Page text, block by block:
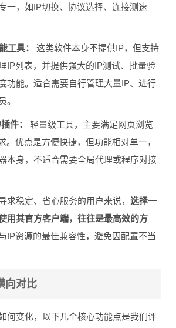
一，如IP切换、协议选择、连接测速
工具：
这类软件本身不提供IP，但支持
IP列表，并提供强大的IP测试、批量验
功能。适合需要自行管理大量IP、进行
。
件：
轻量级工具，主要满足网页浏览
。优点是方便快捷，但功能相对单一，
本身，不适合需要全局代理或程序对接
求稳定、省心服务的用户来说， 选择一
用其官方客户端，往往是最高效的方
IP资源的最佳兼容性，避免因配置不当
向对比
何变化，以下几个核心功能点是我们评